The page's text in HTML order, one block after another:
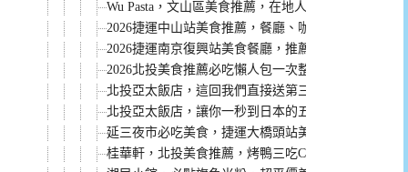
Wu Pasta，文山區美食推薦，在地人都愛這一家。被
2026捷運中山站美食推薦，餐廳、咖啡廳、小吃懶人
2026捷運南京復興站美食餐廳，推薦必吃懶人包
2026北投美食推薦必吃懶人包一次整理給你
北投亞太飯店，這回我們直接送第三人免費入住含早
北投亞太飯店，讓你一秒到日本的五星溫泉飯店！
延三夜市必吃美食，捷運大橋頭站美食懶人包
桂華軒，北投美食推薦，烤鴨三吃CP值超高，而且停